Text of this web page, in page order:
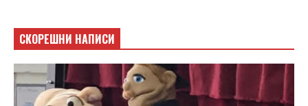
СКОРЕШНИ НАПИСИ